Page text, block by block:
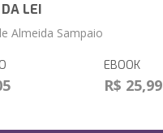
LEI
Almeida Sampaio
EBOOK
R$ 25,99